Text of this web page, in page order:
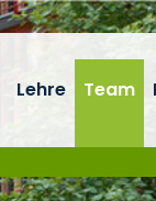
Lehre Team